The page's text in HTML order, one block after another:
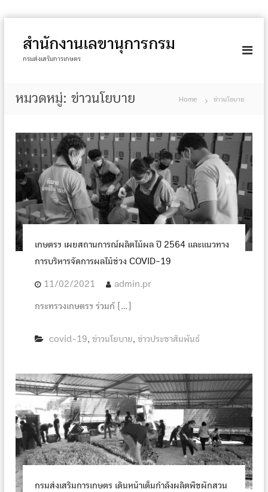
สำนักงานเลขานุการกรม
กรมส่งเสริมการเกษตร
หมวดหมู่:ข่าวนโยบาย Home ข่าวนโยบาย
เกษตรฯ เผยสถานการณ์ผลิตไม้ผล ปี 2564 และแนวทาง
การบริหารจัดการผลไม้ช่วง COVID-19
11/02/2021 admin.pr
กระทรวงเกษตรฯ ร่วมกั […]
covid-19, ข่าวนโยบาย, ข่าวประชาสัมพันธ์
กรมส่งเสริมการเกษตร เดินหน้าเต็มกำลังผลิตพืชผักสวน